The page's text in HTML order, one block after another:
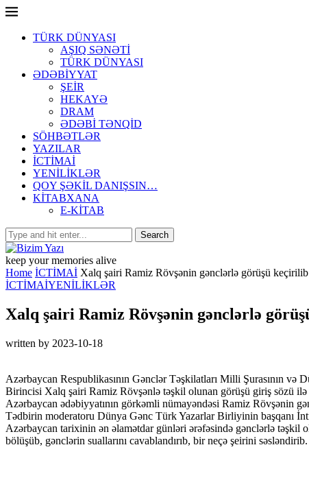
TÜRK DÜNYASI
AŞIQ SƏNƏTİ
TÜRK DÜNYASI
ƏDƏBİYYAT
ŞEİR
HEKAYƏ
DRAM
ƏDƏBİ TƏNQİD
SÖHBƏTLƏR
YAZILAR
İCTİMAİ
YENİLİKLƏR
QOY ŞƏKİL DANIŞSIN…
KİTABXANA
E-KİTAB
keep your memories alive
Home İCTİMAİ Xalq şairi Ramiz Rövşənin gənclərlə görüşü keçirilib
İCTİMAİYENİLİKLƏR
Xalq şairi Ramiz Rövşənin gənclərlə
written by 2023-10-18
Azərbaycan Respublikasının Gənclər Təşkilatları Milli Şurasının və
Birincisi Xalq şairi Ramiz Rövşənlə təşkil olunan görüşü giriş sözü ilə
Azərbaycan ədəbiyyatının görkəmli nümayəndəsi Ramiz Rövşənin
Tədbirin moderatoru Dünya Gənc Türk Yazarlar Birliyinin başqanı
Azərbaycan tarixinin ən əlamətdar günləri ərəfəsində gənclərlə
bölüşüb, gənclərin suallarını cavablandırıb, bir neçə şeirini səsləndirib.